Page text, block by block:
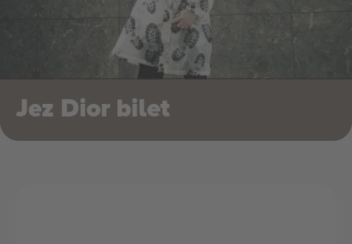
Jez Dior bilet